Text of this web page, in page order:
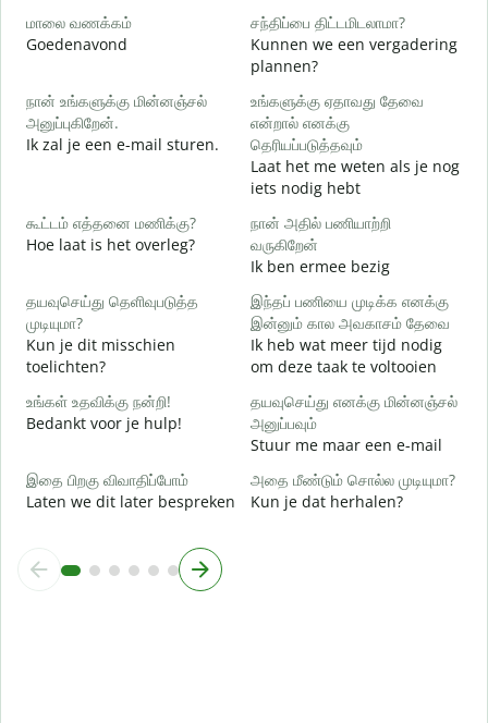
மாலை வணக்கம்
Goedenavond
சந்திப்பை திட்டமிடலாமா?
Kunnen we een vergadering
plannen?
நான் உங்களுக்கு மின்னஞ்சல்
அனுப்புகிறேன்.
Ik zal je een e-mail sturen.
உங்களுக்கு ஏதாவது தேவை
என்றால் எனக்கு
தெரியப்படுத்தவும்
Laat het me weten als je nog
iets nodig hebt
கூட்டம் எத்தனை மணிக்கு?
Hoe laat is het overleg?
நான் அதில் பணியாற்றி
வருகிறேன்
Ik ben ermee bezig
தயவுசெய்து தெளிவுபடுத்த
முடியுமா?
Kun je dit misschien
toelichten?
இந்தப் பணியை முடிக்க எனக்கு
இன்னும் கால அவகாசம் தேவை
Ik heb wat meer tijd nodig
om deze taak te voltooien
உங்கள் உதவிக்கு நன்றி!
Bedankt voor je hulp!
தயவுசெய்து எனக்கு மின்னஞ்சல்
அனுப்பவும்
Stuur me maar een e-mail
இதை பிறகு விவாதிப்போம்
Laten we dit later bespreken
அதை மீண்டும் சொல்ல முடியுமா?
Kun je dat herhalen?